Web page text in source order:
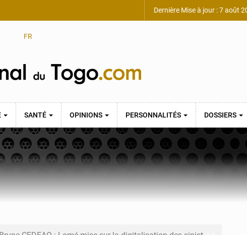
Dernière Mise à jour : 7 août
FR
SANTÉ OPINIONS PERSONNALITÉS DOSSIERS